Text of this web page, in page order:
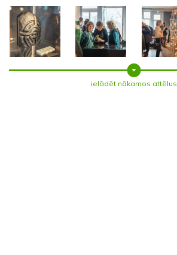
ielādēt nākamos attēlus